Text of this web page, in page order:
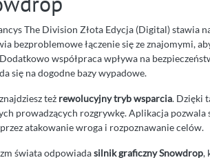
The Division Złota Edycja (Digital) stawia
bezproblemowe łączenie się ze znajomymi,
współpraca wpływa na
się na dogodne bazy wypadowe.
też rewolucyjny tryb wsparcia. Dzięki
prowadzących rozgrywkę. Aplikacja
atakowanie wroga i rozpoznawanie celów.
świata odpowiadasilnik graficzny Snowdrop,